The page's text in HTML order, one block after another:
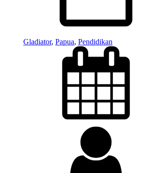
Gladiator, Papua, Pendidikan